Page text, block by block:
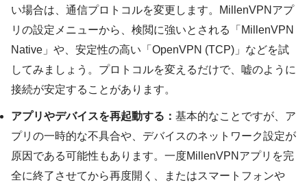
い場合は、通信プロトコルを変更します。MillenVPNアプ
リの設定メニューから、検閲に強いとされる「MillenVPN
Native」や、安定性の高い「OpenVPN (TCP)」などを試
してみましょう。プロトコルを変えるだけで、嘘のように
接続が安定することがあります。
アプリやデバイスを再起動する： 基本的なことですが、ア
プリの一時的な不具合や、デバイスのネットワーク設定が
原因である可能性もあります。一度MillenVPNアプリを完
全に終了させてから再度開く、またはスマートフォンや